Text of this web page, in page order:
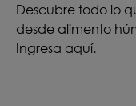
Descubre todo lo
desde alimento
Ingresa aquí.